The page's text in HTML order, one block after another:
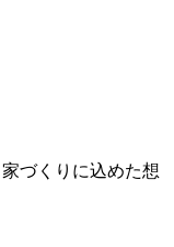
家づくりに込めた想